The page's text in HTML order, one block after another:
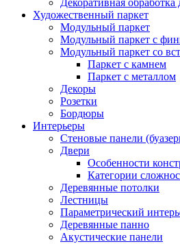
Декоративная обработка
Художественный паркет
Модульный паркет
Модульный паркет с
Модульный паркет со
Паркет с камнем
Паркет с металлом
Декоры
Розетки
Бордюры
Интерьеры
Стеновые панели
Двери
Особенности
Категории
Деревянные потолки
Лестницы
Параметрический
Деревянные панно
Акустические панели